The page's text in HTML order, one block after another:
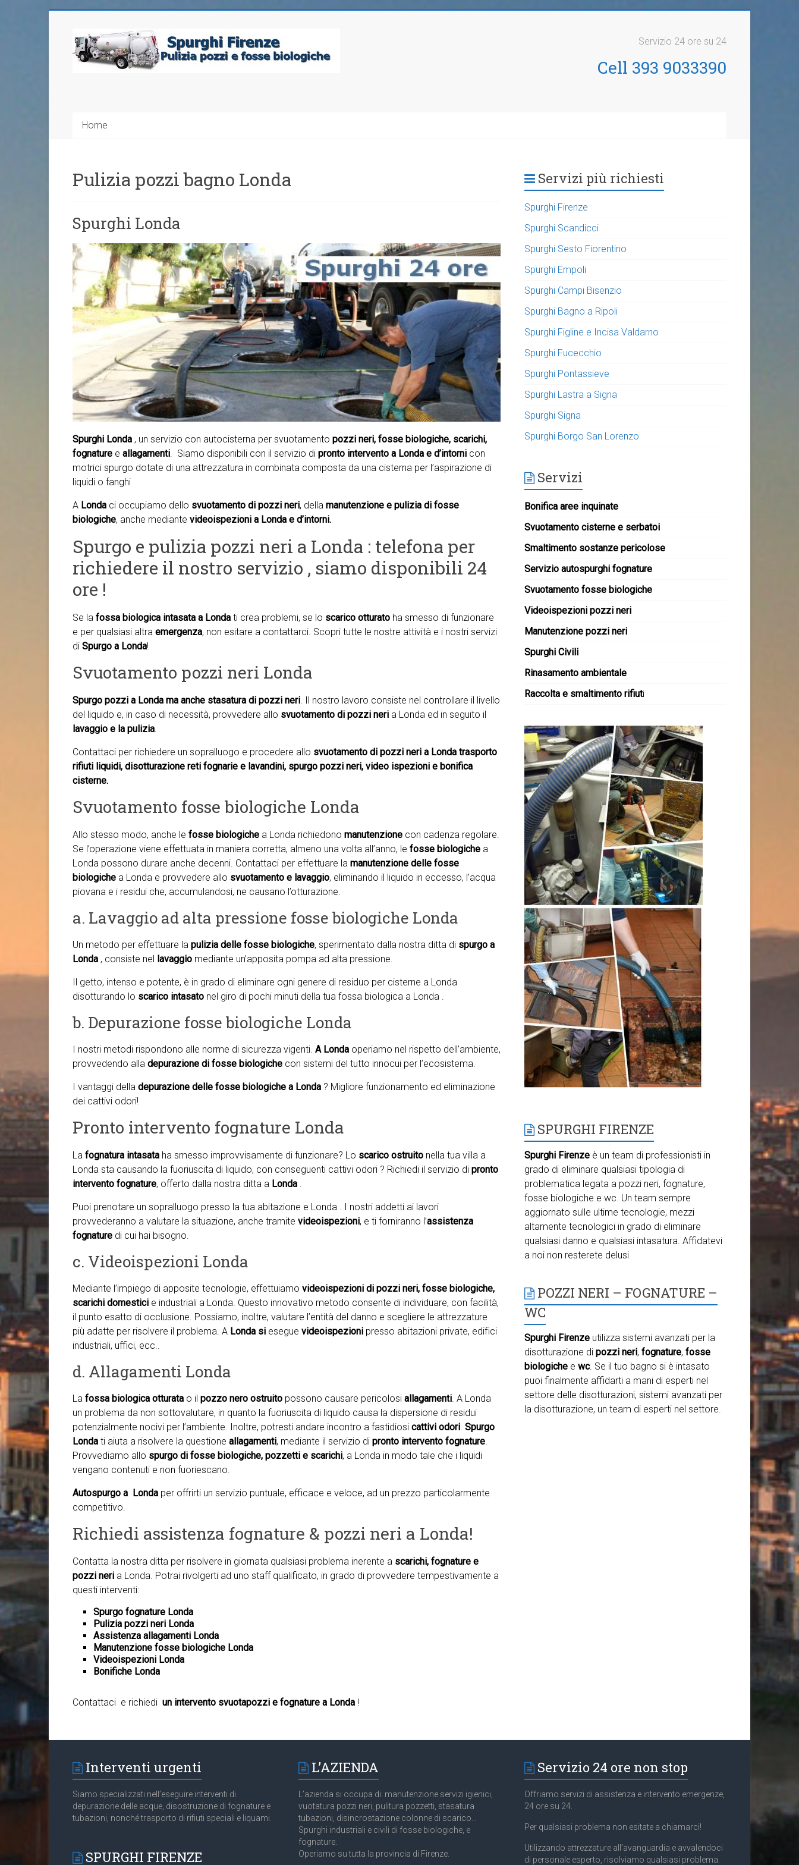
Servizio 24 ore su 24
Cell 393 9033390
Home
Pulizia pozzi bagno Londa
Spurghi Londa
Spurghi Londa , un servizio con autocisterna per svuotamento pozzi neri, fosse biologiche, scarichi,
fognature e allagamenti. Siamo disponibili con il servizio di pronto intervento a Londa e d’intorni con
motrici spurgo dotate di una attrezzatura in combinata composta da una cisterna per l’aspirazione di
liquidi o fanghi
A Londa ci occupiamo dello svuotamento di pozzi neri, della manutenzione e pulizia di fosse
biologiche, anche mediante videoispezioni a Londa e d’intorni.
Spurgo e pulizia pozzi neri a Londa : telefona per
richiedere il nostro servizio , siamo disponibili 24
ore !
Se la fossa biologica intasata a Londa ti crea problemi, se lo scarico otturato ha smesso di funzionare
e per qualsiasi altra emergenza, non esitare a contattarci. Scopri tutte le nostre attività e i nostri servizi
di Spurgo a Londa!
Svuotamento pozzi neri Londa
Spurgo pozzi a Londa ma anche stasatura di pozzi neri. Il nostro lavoro consiste nel controllare il livello
del liquido e, in caso di necessità, provvedere allo svuotamento di pozzi neri a Londa ed in seguito il
lavaggio e la pulizia.
Contattaci per richiedere un sopralluogo e procedere allo svuotamento di pozzi neri a Londa trasporto
rifiuti liquidi, disotturazione reti fognarie e lavandini, spurgo pozzi neri, video ispezioni e bonifica
cisterne.
Svuotamento fosse biologiche Londa
Allo stesso modo, anche le fosse biologiche a Londa richiedono manutenzione con cadenza regolare.
Se l’operazione viene effettuata in maniera corretta, almeno una volta all’anno, le fosse biologiche a
Londa possono durare anche decenni. Contattaci per effettuare la manutenzione delle fosse
biologiche a Londa e provvedere allo svuotamento e lavaggio, eliminando il liquido in eccesso, l’acqua
piovana e i residui che, accumulandosi, ne causano l’otturazione.
a. Lavaggio ad alta pressione fosse biologiche Londa
Un metodo per effettuare la pulizia delle fosse biologiche, sperimentato dalla nostra ditta di spurgo a
Londa , consiste nel lavaggio mediante un’apposita pompa ad alta pressione.
Il getto, intenso e potente, è in grado di eliminare ogni genere di residuo per cisterne a Londa
disotturando lo scarico intasato nel giro di pochi minuti della tua fossa biologica a Londa .
b. Depurazione fosse biologiche Londa
I nostri metodi rispondono alle norme di sicurezza vigenti. A Londa operiamo nel rispetto dell’ambiente,
provvedendo alla depurazione di fosse biologiche con sistemi del tutto innocui per l’ecosistema.
I vantaggi della depurazione delle fosse biologiche a Londa ? Migliore funzionamento ed eliminazione
dei cattivi odori!
Pronto intervento fognature Londa
La fognatura intasata ha smesso improvvisamente di funzionare? Lo scarico ostruito nella tua villa a
Londa sta causando la fuoriuscita di liquido, con conseguenti cattivi odori ? Richiedi il servizio di pronto
intervento fognature, offerto dalla nostra ditta a Londa .
Puoi prenotare un sopralluogo presso la tua abitazione e Londa . I nostri addetti ai lavori
provvederanno a valutare la situazione, anche tramite videoispezioni, e ti forniranno l’assistenza
fognature di cui hai bisogno.
c. Videoispezioni Londa
Mediante l’impiego di apposite tecnologie, effettuiamo videoispezioni di pozzi neri, fosse biologiche,
scarichi domestici e industriali a Londa. Questo innovativo metodo consente di individuare, con facilità,
il punto esatto di occlusione. Possiamo, inoltre, valutare l’entità del danno e scegliere le attrezzature
più adatte per risolvere il problema. A Londa si esegue videoispezioni presso abitazioni private, edifici
industriali, uffici, ecc..
d. Allagamenti Londa
La fossa biologica otturata o il pozzo nero ostruito possono causare pericolosi allagamenti. A Londa
un problema da non sottovalutare, in quanto la fuoriuscita di liquido causa la dispersione di residui
potenzialmente nocivi per l’ambiente. Inoltre, potresti andare incontro a fastidiosi cattivi odori. Spurgo
Londa ti aiuta a risolvere la questione allagamenti, mediante il servizio di pronto intervento fognature.
Provvediamo allo spurgo di fosse biologiche, pozzetti e scarichi, a Londa in modo tale che i liquidi
vengano contenuti e non fuoriescano.
Autospurgo a Londa per offrirti un servizio puntuale, efficace e veloce, ad un prezzo particolarmente
competitivo.
Richiedi assistenza fognature & pozzi neri a Londa!
Contatta la nostra ditta per risolvere in giornata qualsiasi problema inerente a scarichi, fognature e
pozzi neri a Londa. Potrai rivolgerti ad uno staff qualificato, in grado di provvedere tempestivamente a
questi interventi:
Spurgo fognature Londa
Pulizia pozzi neri Londa
Assistenza allagamenti Londa
Manutenzione fosse biologiche Londa
Videoispezioni Londa
Bonifiche Londa
Contattaci e richiedi un intervento svuotapozzi e fognature a Londa !
Servizi più richiesti
Spurghi Firenze
Spurghi Scandicci
Spurghi Sesto Fiorentino
Spurghi Empoli
Spurghi Campi Bisenzio
Spurghi Bagno a Ripoli
Spurghi Figline e Incisa Valdarno
Spurghi Fucecchio
Spurghi Pontassieve
Spurghi Lastra a Signa
Spurghi Signa
Spurghi Borgo San Lorenzo
Servizi
Bonifica aree inquinate
Svuotamento cisterne e serbatoi
Smaltimento sostanze pericolose
Servizio autospurghi fognature
Svuotamento fosse biologiche
Videoispezioni pozzi neri
Manutenzione pozzi neri
Spurghi Civili
Rinasamento ambientale
Raccolta e smaltimento rifiuti
SPURGHI FIRENZE
Spurghi Firenze è un team di professionisti in
grado di eliminare qualsiasi tipologia di
problematica legata a pozzi neri, fognature,
fosse biologiche e wc. Un team sempre
aggiornato sulle ultime tecnologie, mezzi
altamente tecnologici in grado di eliminare
qualsiasi danno e qualsiasi intasatura. Affidatevi
a noi non resterete delusi
POZZI NERI – FOGNATURE –
WC
Spurghi Firenze utilizza sistemi avanzati per la
disotturazione dipozzi neri,fognature,fosse
biologiche ewc. Se il tuo bagno si è intasato
puoi finalmente affidarti a mani di esperti nel
settore delle disotturazioni, sistemi avanzati per
la disotturazione, un team di esperti nel settore.
Interventi urgenti
Siamo specializzati nell’eseguire interventi di
depurazione delle acque, disostruzione di fognature e
tubazioni, nonché trasporto di rifiuti speciali e liquami.
SPURGHI FIRENZE
L’AZIENDA
L’azienda si occupa di: manutenzione servizi igienici,
vuotatura pozzi neri, pulitura pozzetti, stasatura
tubazioni, disincrostazione colonne di scarico…
Spurghi industriali e civili di fosse biologiche, e
fognature.
Operiamo su tutta la provincia di Firenze.
Servizio 24 ore non stop
Offriamo servizi di assistenza e intervento emergenze,
24 ore su 24.
Per qualsiasi problema non esitate a chiamarci!
Utilizzando attrezzature all’avanguardia e avvalendoci
di personale esperto, risolviamo qualsiasi problema.